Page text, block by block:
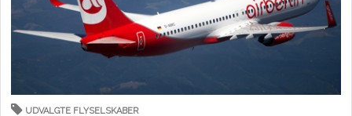
UDVALGTE FLYSELSKABER